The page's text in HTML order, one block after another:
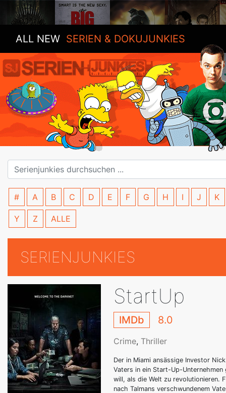
ALL NEW SERIEN & DOKUJUNKIES
# A B C D E F G H I J K
Y Z ALLE
SERIENJUNKIES
StartUp
IMDb 8.0
Crime, Thriller
Der in Miami ansässige Investor
Vaters in ein Start-Up-
will, als die Welt zu revolutionieren.
nach Talmans verschwundenem